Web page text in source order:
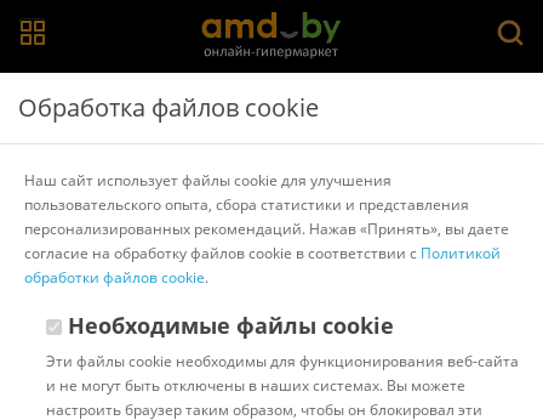
Главная > Каталог товаров Экипировка для единоборств
BoyBo
Шорты BoyBo для самбо BSS450 (р. 1/140, синий)
Другие товары BoyBo
Обработка файлов cookie
Наш сайт использует файлы cookie для улучшения
пользовательского опыта, сбора статистики и представления
персонализированных рекомендаций. Нажав «Принять», вы даете
согласие на обработку файлов cookie в соответствии с Политикой
обработки файлов cookie.
Необходимые файлы cookie
Эти файлы cookie необходимы для функционирования веб-сайта
и не могут быть отключены в наших системах. Вы можете
настроить браузер таким образом, чтобы он блокировал эти